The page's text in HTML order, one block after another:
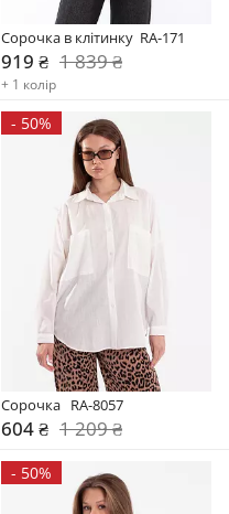
Сорочка в клітинку  RA-171
919 ₴ 1 839 ₴
+ 1 колір
- 50%
Сорочка   RA-8057
604 ₴ 1 209 ₴
- 50%